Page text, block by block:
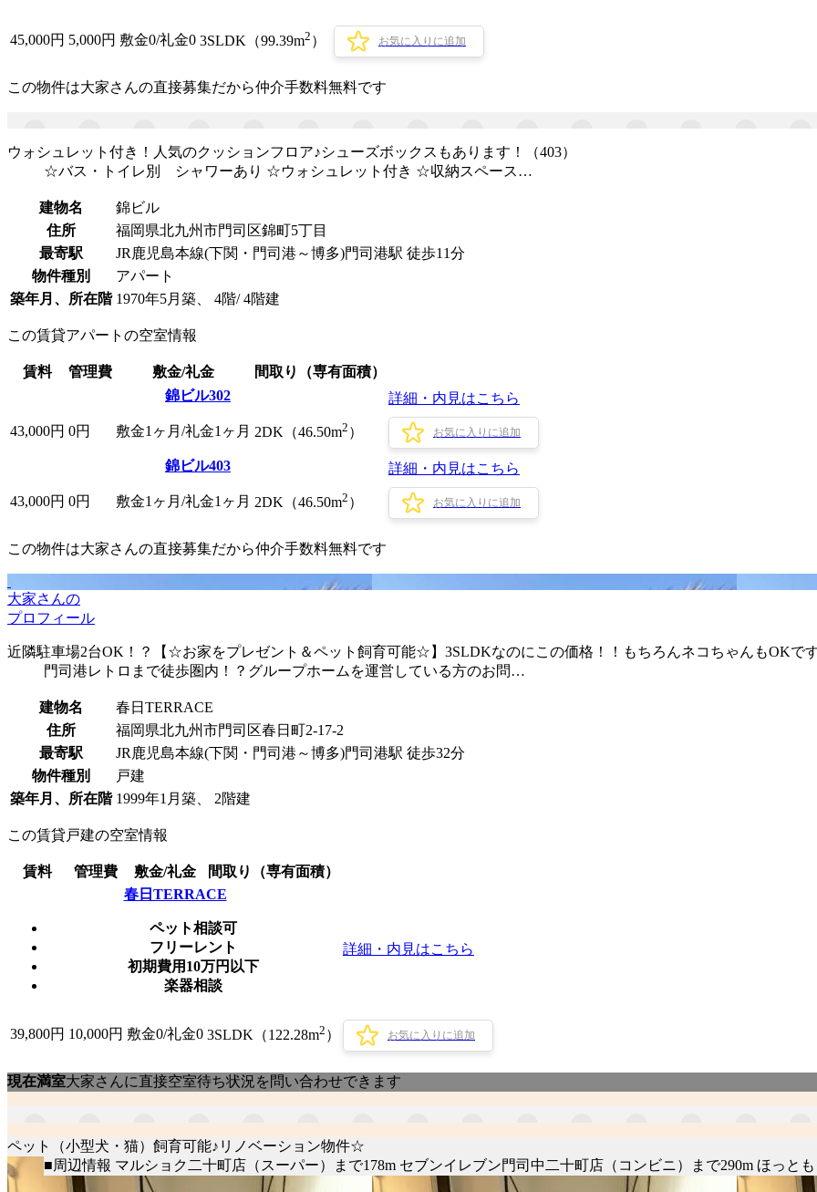
45,000円 5,000円 敷金0/礼金0 3SLDK（99.39m2 ） お気に入りに追加
この物件は大家さんの直接募集だから仲介手数料無料です
ウォシュレット付き！人気のクッションフロア♪シューズボックスもあります！（403）
☆バス・トイレ別 シャワーあり ☆ウォシュレット付き ☆収納スペース…
建物名
錦ビル
住所
福岡県北九州市門司区錦町5丁目
最寄駅
JR鹿児島本線(下関・門司港～博多)門司港駅 徒歩11分
物件種別
アパート
築年月、所在階 1970年5月築、 4階/ 4階建
この賃貸アパートの空室情報
賃料 管理費 敷金/礼金
間取り（専有面積）
錦ビル302
詳細・内見はこちら
43,000円 0円 敷金1ヶ月/礼金1ヶ月 2DK（46.50m2 ） お気に入りに追加
錦ビル403 詳細・内見はこちら
43,000円 0円 敷金1ヶ月/礼金1ヶ月 2DK（46.50m2 ） お気に入りに追加
この物件は大家さんの直接募集だから仲介手数料無料です
大家さんの
プロフィール
近隣駐車場2台OK！？【☆お家をプレゼント＆ペット飼育可能☆】3SLDKなのにこの価格！！もちろんネコちゃんもOKで
門司港レトロまで徒歩圏内！？グループホームを運営している方のお問…
建物名
春日TERRACE
住所
福岡県北九州市門司区春日町2-17-2
最寄駅
JR鹿児島本線(下関・門司港～博多)門司港駅 徒歩32分
物件種別
戸建
築年月、所在階 1999年1月築、 2階建
この賃貸戸建の空室情報
賃料 管理費 敷金/礼金
間取り（専有面積）
春日TERRACE
ペット相談可
フリーレント
初期費用10万円以下
楽器相談
詳細・内見はこちら
39,800円 10,000円 敷金0/礼金0 3SLDK（122.28m2 ） お気に入りに追加
現在満室大家さんに直接空室待ち状況を問い合わせできます
ペット（小型犬・猫）飼育可能♪リノベーション物件☆
■周辺情報 マルショク二十町店（スーパー）まで178m セブンイレブン門司中二十町店（コンビニ）まで290m ほっと